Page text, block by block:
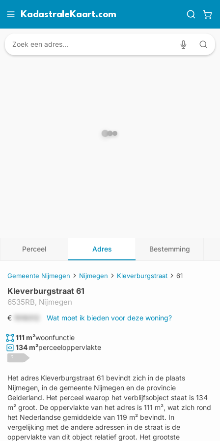
KadastraleKaart.com
Perceel Adres Bestemming
Gemeente Nijmegen Nijmegen Kleverburgstraat 61
Kleverburgstraat 61
6535RB, Nijmegen
€ Wat moet ik bieden voor deze woning?
111 m²woonfunctie
134 m²perceeloppervlakte
?
Het adres Kleverburgstraat 61 bevindt zich in de plaats
Nijmegen, in de gemeente Nijmegen en de provincie
Gelderland. Het perceel waarop het verblijfsobject staat is 134
m² groot. De oppervlakte van het adres is 111 m², wat zich rond
het Nederlandse gemiddelde van 119 m² bevindt. In
vergelijking met de andere adressen in de straat is de
oppervlakte van dit object relatief groot. Het grootste